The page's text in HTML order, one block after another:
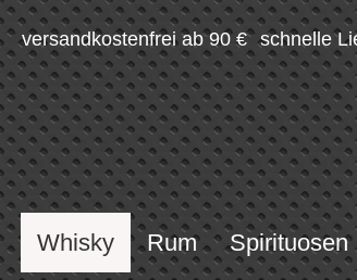
versandkostenfrei ab 90 € schnelle
Whisky Rum Spirituosen